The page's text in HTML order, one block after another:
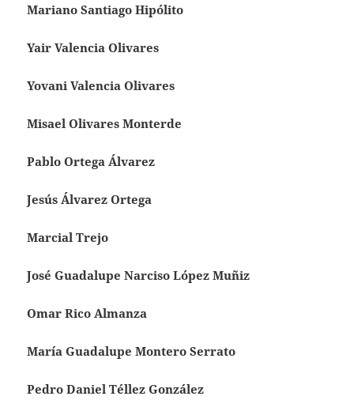
Mariano Santiago Hipólito
Yair Valencia Olivares
Yovani Valencia Olivares
Misael Olivares Monterde
Pablo Ortega Álvarez
Jesús Álvarez Ortega
Marcial Trejo
José Guadalupe Narciso López Muñiz
Omar Rico Almanza
María Guadalupe Montero Serrato
Pedro Daniel Téllez González